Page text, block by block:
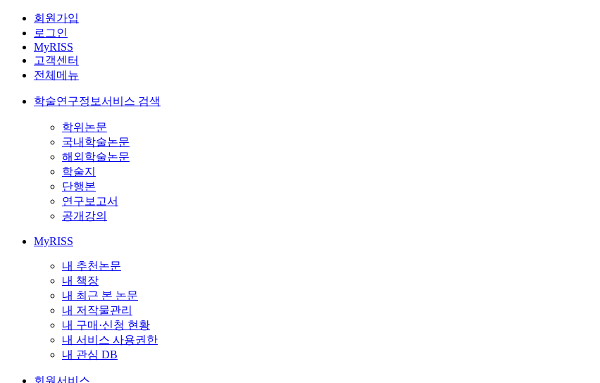
회원가입
로그인
MyRISS
고객센터
전체메뉴
학술연구정보서비스 검색
학위논문
국내학술논문
해외학술논문
학술지
단행본
연구보고서
공개강의
MyRISS
내 추천논문
내 책장
내 최근 본 논문
내 저작물관리
내 구매·신청 현황
내 서비스 사용권한
내 관심 DB
회원서비스